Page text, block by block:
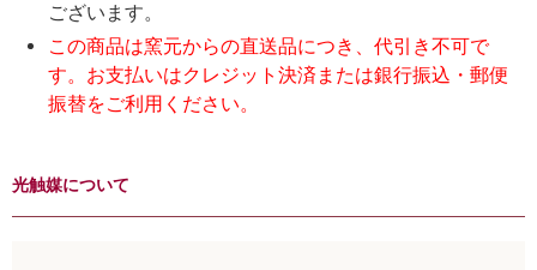
ございます。
この商品は窯元からの直送品につき、代引き不可で
す。お支払いはクレジット決済または銀行振込・郵便
振替をご利用ください。
光触媒について